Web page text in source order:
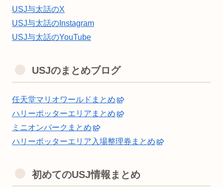
USJ与太話のX
USJ与太話のInstagram
USJ与太話のYouTube
USJのまとめブログ
任天堂マリオワールドまとめ
ハリーポッターエリアまとめ
ミニオンパークまとめ
ハリーポッターエリア入場整理券まとめ
初めてのUSJ情報まとめ